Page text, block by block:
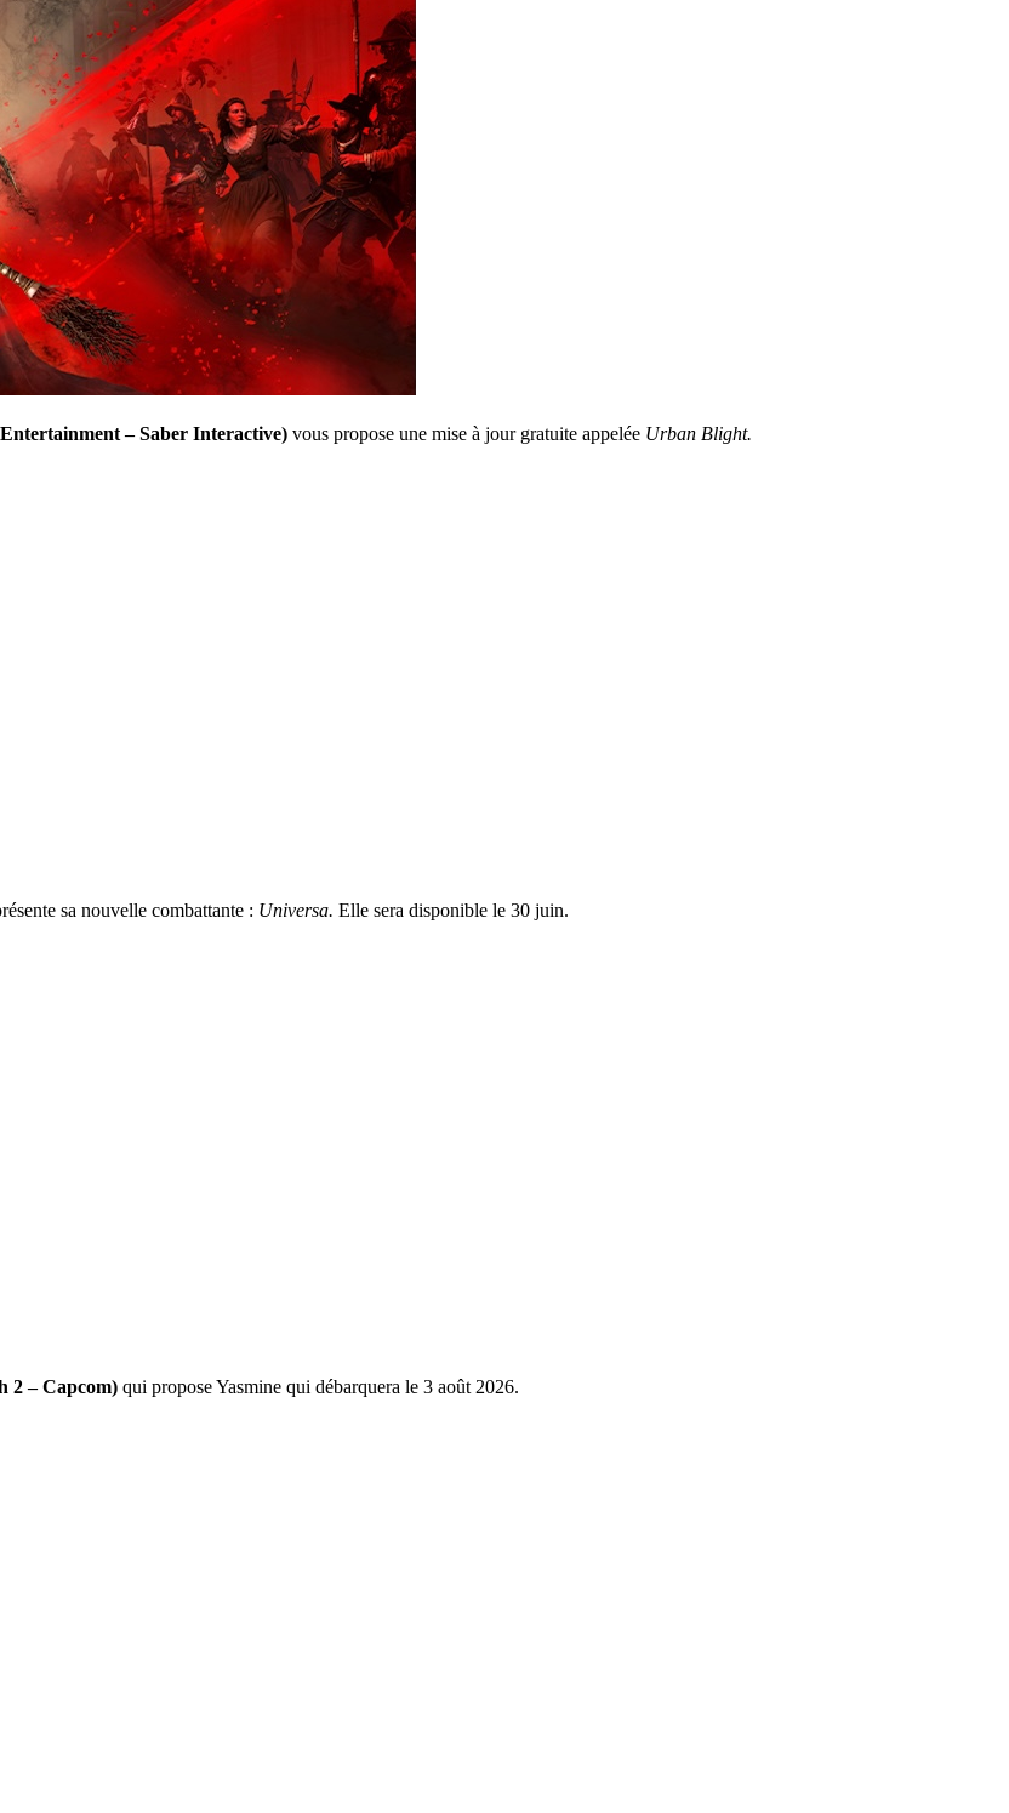
– Saber Interactive) vous propose une mise à jour gratuite appelée Urban Blight.
sa nouvelle combattante : Universa. Elle sera disponible le 30 juin.
2 – Capcom) qui propose Yasmine qui débarquera le 3 août 2026.